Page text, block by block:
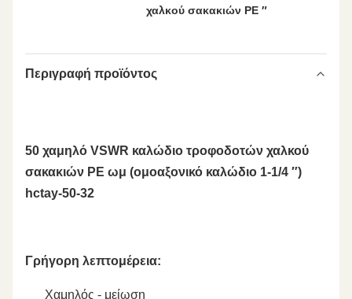
χαλκού σακακιών PE ″
Περιγραφή προϊόντος
50 χαμηλό VSWR καλώδιο τροφοδοτών χαλκού
σακακιών PE ωμ (ομοαξονικό καλώδιο 1-1/4 ″)
hctay-50-32
Γρήγορη λεπτομέρεια:
Χαμηλός - μείωση